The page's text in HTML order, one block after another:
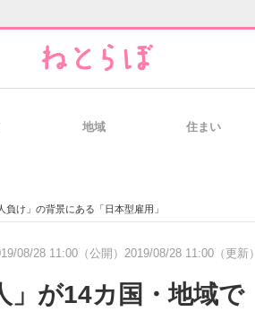
経営
地域 住まい
け」の背景にある「日本型雇用」
08/28 11:00（公開） 2019/08/28 11:00（更新）
」が14カ国・地域で